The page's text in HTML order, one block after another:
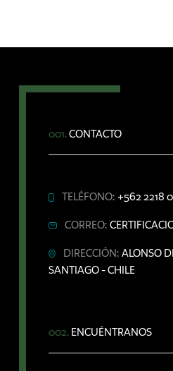
001.CONTACTO
TELÉFONO: +562 2218
CORREO:
DIRECCIÓN: ALONSO
SANTIAGO - CHILE
002. ENCUÉNTRANOS